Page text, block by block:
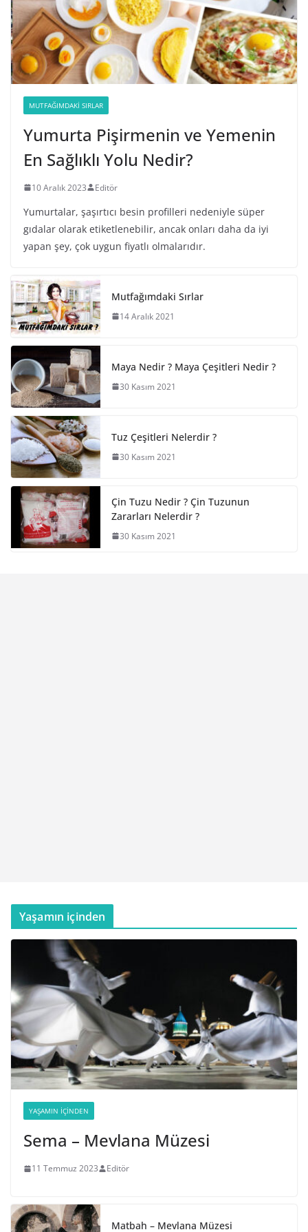
MUTFAĞIMDAKI SIRLAR
Yumurta Pişirmenin ve Yemenin
En Sağlıklı Yolu Nedir?
10 Aralık 2023 Editör
Yumurtalar, şaşırtıcı besin profilleri nedeniyle süper
gıdalar olarak etiketlenebilir, ancak onları daha da iyi
yapan şey, çok uygun fiyatlı olmalarıdır.
Mutfağımdaki Sırlar
14 Aralık 2021
Maya Nedir ? Maya Çeşitleri Nedir ?
30 Kasım 2021
Tuz Çeşitleri Nelerdir ?
30 Kasım 2021
Çin Tuzu Nedir ? Çin Tuzunun
Zararları Nelerdir ?
30 Kasım 2021
Yaşamın içinden
YAŞAMIN İÇINDEN
Sema – Mevlana Müzesi
11 Temmuz 2023 Editör
Matbah – Mevlana Müzesi